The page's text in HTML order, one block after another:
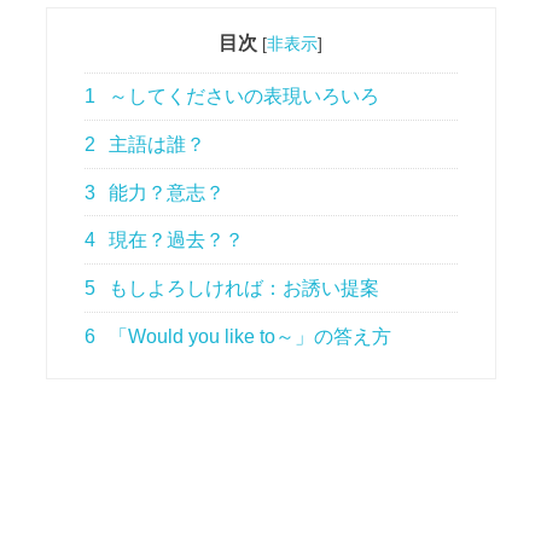
目次 [非表示]
1 ～してくださいの表現いろいろ
2 主語は誰？
3 能力？意志？
4 現在？過去？？
5 もしよろしければ：お誘い提案
6 「Would you like to～」の答え方